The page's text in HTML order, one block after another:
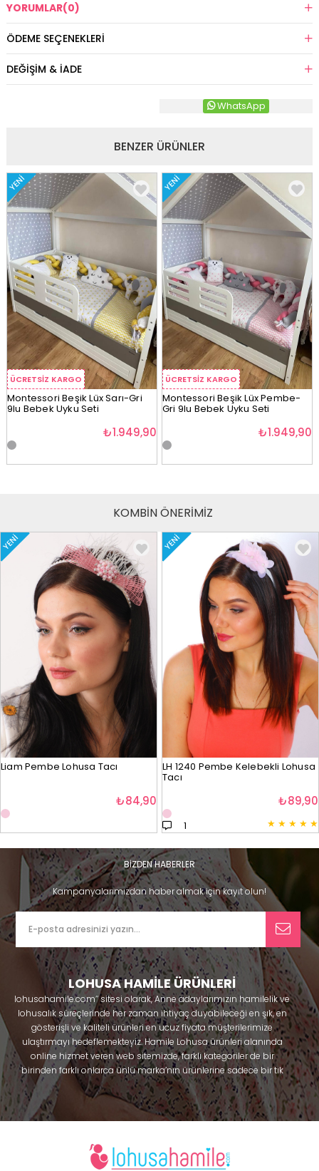
YORUMLAR(0)
ÖDEME SEÇENEKLERI
DEĞIŞIM & İADE
WhatsApp
BENZER ÜRÜNLER
ÜCRETSIZ KARGO
YENI
Montessori Beşik Lüx Sarı-Gri
9lu Bebek Uyku Seti
₺1.949,90
ÜCRETSIZ KARGO
YENI
Montessori Beşik Lüx Pembe-
Gri 9lu Bebek Uyku Seti
₺1.949,90
KOMBİN ÖNERİMİZ
YENI
Liam Pembe Lohusa Tacı
₺84,90
YENI
LH 1240 Pembe Kelebekli Lohusa
Tacı
★ ★ ★ ★ ★
1
₺89,90
BİZDEN HABERLER
Kampanyalarımızdan haber almak için kayıt olun!
LOHUSA HAMİLE ÜRÜNLERİ
lohusahamile.com’’ sitesi olarak, Anne adaylarımızın hamilelik ve
lohusalık süreçlerinde her zaman ihtiyaç duyabileceği en şık, en
gösterişli ve kaliteli ürünleri en ucuz fiyata müşterilerimize
ulaştırmayı hedeflemekteyiz. Hamile Lohusa ürünleri alanında
online hizmet veren web sitemizde, farklı kategoriler de bir
birinden farklı onlarca ünlü marka’nın ürünlerine sadece bir tık
uzaklıkta olacaksınız. Hem hamilelik öncesi hem doğum sonrası
kullanabileceğiniz ürünler ile gebelik döneminizi huzur içinde
geçirmenize yardımcı olmaya çalışmaktayız. Annelerimizin
sabahlık, hamile pijama, hamile gecelik, Emzirme sütyeni,
Emzirme atleti, Lohusa taç ve terlik gibi ürünleri bir çok model